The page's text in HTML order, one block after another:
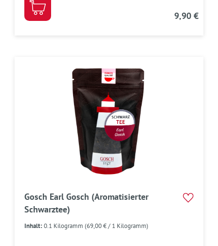
9,90 €
Gosch Earl Gosch (Aromatisierter
Schwarztee)
Inhalt:0.1 Kilogramm (69,00 € / 1 Kilogramm)